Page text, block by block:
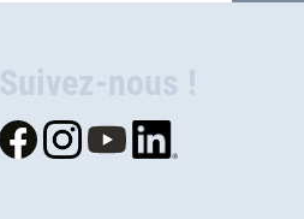
Suivez-nous !